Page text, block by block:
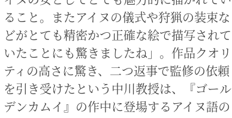
ること。またアイヌの儀式や狩猟の装束な
どがとても精密かつ正確な絵で描写されて
いたことにも驚きましたね」。作品クオリ
ティの高さに驚き、二つ返事で監修の依頼
を引き受けたという中川教授は、『ゴール
デンカムイ』の作中に登場するアイヌ語の